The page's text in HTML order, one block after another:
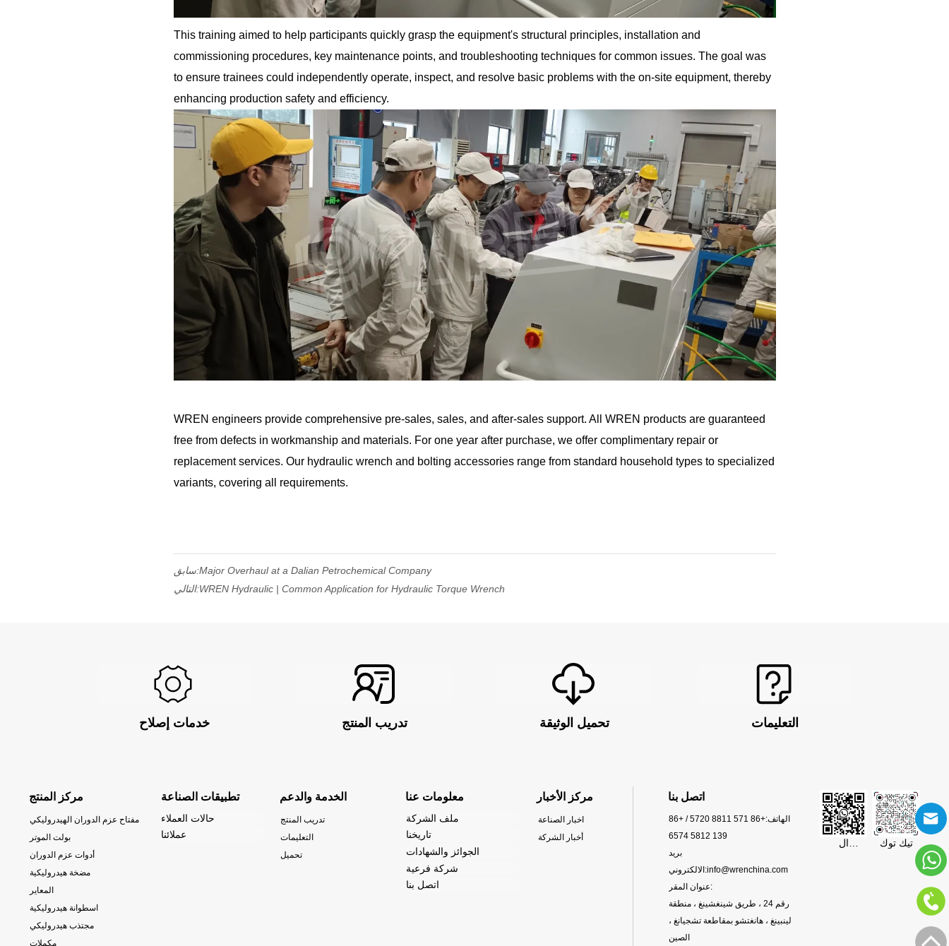
This training aimed to help participants quickly grasp the equipment's structural principles, installation and
commissioning procedures, key maintenance points, and troubleshooting techniques for common issues. The goal was
to ensure trainees could independently operate, inspect, and resolve basic problems with the on-site equipment, thereby
enhancing production safety and efficiency.
WREN engineers provide comprehensive pre-sales, sales, and after-sales support. All WREN products are guaranteed
free from defects in workmanship and materials. For one year after purchase, we offer complimentary repair or
replacement services. Our hydraulic wrench and bolting accessories range from standard household types to specialized
variants, covering all requirements.
سابق:Major Overhaul at a Dalian Petrochemical Company
التالي:WREN Hydraulic | Common Application for Hydraulic Torque Wrench
خدمات إصلاح تدريب المنتج تحميل الوثيقة التعليمات
مركز المنتج
مفتاح عزم الدوران الهيدروليكي
بولت الموتر
أدوات عزم الدوران
مضخة هيدروليكية
المعاير
اسطوانة هيدروليكية
مجتذب هيدروليكي
مكملات
تطبيقات الصناعة
حالات العملاء
عملائنا
الخدمة والدعم
تدريب المنتج
التعليمات
تحميل
معلومات عنا
ملف الشركة
تاريخنا
الجوائز والشهادات
شركة فرعية
اتصل بنا
مركز الأخبار
اخبار الصناعة
أخبار الشركة
اتصل بنا
الهاتف:
+86 571 8811 5720 / +86
139 5812 6574
بريد
الالكتروني:info@wrenchina.com
عنوان المقر:
رقم 24 ، طريق شينغشينغ ، منطقة
لينبينغ ، هانغتشو بمقاطعة تشجيانغ ،
الصين
ال
تيك توك